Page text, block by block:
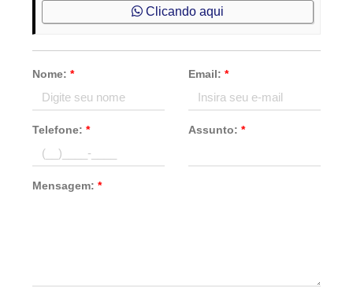
Clicando aqui
Nome:* Email: *
Telefone:* Assunto: *
Mensagem:*